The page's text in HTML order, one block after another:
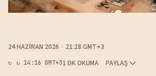
24 HAZIRAN 2026 21:28 GMT+3
↻ 14:16 GMT+31 DK OKUMA PAYLAŞ